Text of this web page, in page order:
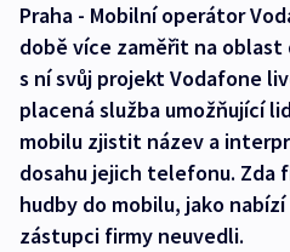
Praha - Mobilní operátor
době více zaměřit na
s ní svůj projekt Vodafone
placená služba umožňující
mobilu zjistit název a
dosahu jejich telefonu. Zda
hudby do mobilu, jako
zástupci firmy neuvedli.